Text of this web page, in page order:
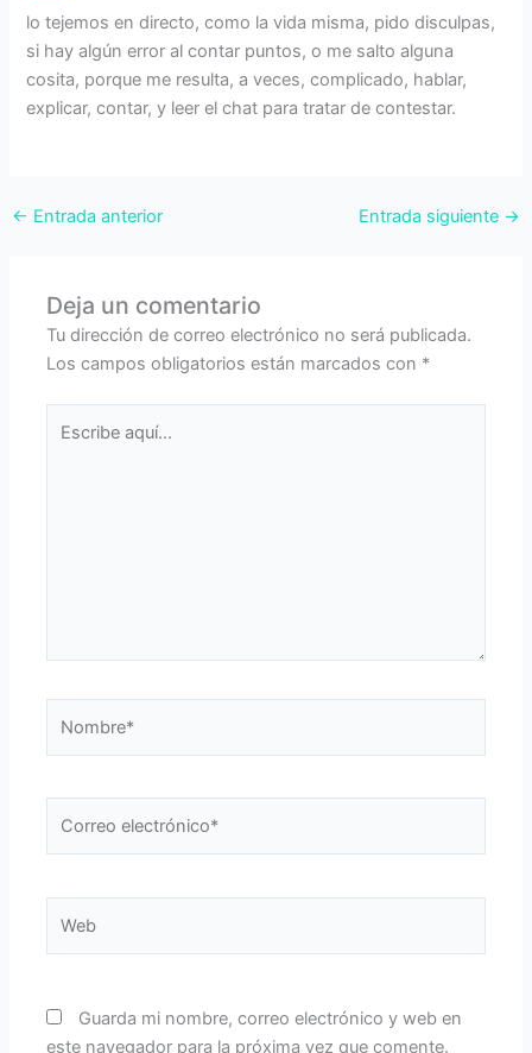
lo tejemos en directo, como la vida misma, pido disculpas,
si hay algún error al contar puntos, o me salto alguna
cosita, porque me resulta, a veces, complicado, hablar,
explicar, contar, y leer el chat para tratar de contestar.
← Entrada anterior Entrada siguiente →
Deja un comentario
Tu dirección de correo electrónico no será publicada.
Los campos obligatorios están marcados con *
aquí...
electrónico*
Guarda mi nombre, correo electrónico y web en
este navegador para la próxima vez que comente.